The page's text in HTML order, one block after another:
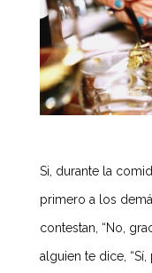
Si, durante la
primero a los
contestan, “No,
alguien te dice,